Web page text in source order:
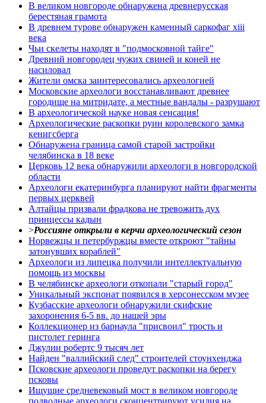
В великом новгороде обнаружена древнерусская
берестяная грамота
В древнем турове обнаружен каменный саркофаг xiii
века
Чьи скелеты находят в "подмосковной тайге"
Древний новгородец чужих свиней и коней не
насиловал
Жители омска заинтересовались археологией
Московские археологи восстанавливают древнее
городище на митридате, а местные вандалы - разрушают
В археологической науке новая сенсация!
Археологические раскопки руин королевского замка
кенигсберга
Обнаружена граница самой старой застройки
челябинска в 18 веке
Церковь 12 века обнаружили археологи в новгородской
области
Археологи екатеринбурга планируют найти фрагменты
первых церквей
Алтайцы призвали фрадкова не тревожить дух
принцессы кадын
>Россияне открыли в керчи археологический сезон
Норвежцы и петербуржцы вместе откроют "тайны
затонувших кораблей"
Археологи из липецка получили интеллектуальную
помощь из москвы
В челябинске археологи откопали "старый город"
Уникальный экспонат появился в херсонесском музее
Кузбасские археологи обнаружили скифские
захоронения 6-5 вв. до нашей эры
Коллекционер из барнаула "присвоил" трость и
пистолет геринга
Джулии робертс 9 тысяч лет
Найден "валлийский след" строителей стоунхенджа
Псковские археологи проведут раскопки на берегу
псковы
Ищущие средневековый мост в великом новгороде
подводные археологи сконцентрируют усилия на